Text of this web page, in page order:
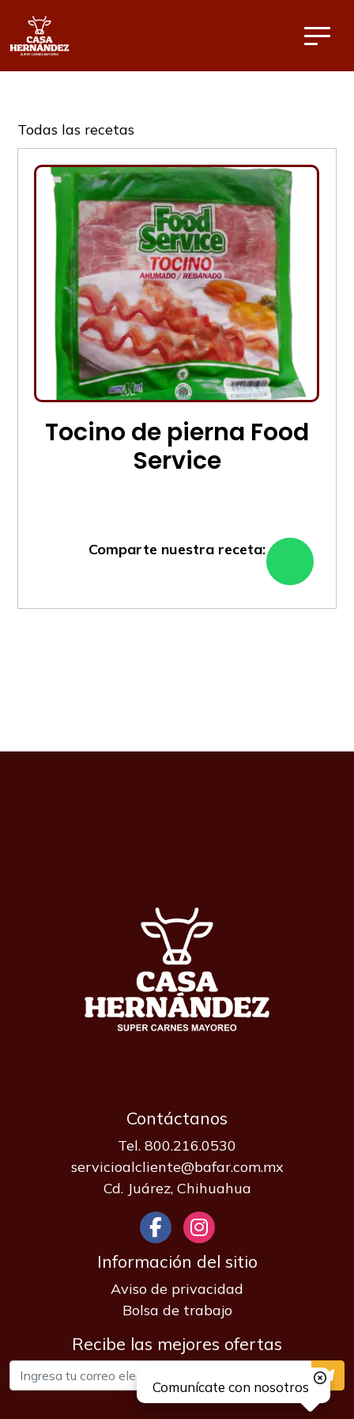
Todas las recetas
Tocino de pierna Food
Service
Comparte nuestra receta:
Contáctanos
Tel. 800.216.0530
servicioalcliente@bafar.com.mx
Cd. Juárez, Chihuahua
Información del sitio
Aviso de privacidad
Bolsa de trabajo
Recibe las mejores ofertas
Comunícate con nosotros